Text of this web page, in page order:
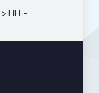
>LIFE-